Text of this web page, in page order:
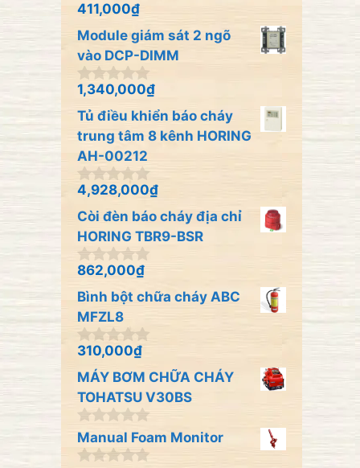
0
n
g
o
à
i
5
411,000₫
Module giám sát 2 ngõ
vào DCP-DIMM
0
n
g
o
à
i
5
1,340,000₫
Tủ điều khiển báo cháy
trung tâm 8 kênh HORING
AH-00212
0
n
g
o
à
i
5
4,928,000₫
Còi đèn báo cháy địa chỉ
HORING TBR9-BSR
0
n
g
o
à
i
5
862,000₫
Bình bột chữa cháy ABC
MFZL8
0
n
g
o
à
i
5
310,000₫
MÁY BƠM CHỮA CHÁY
TOHATSU V30BS
0
n
g
Manual Foam Monitor